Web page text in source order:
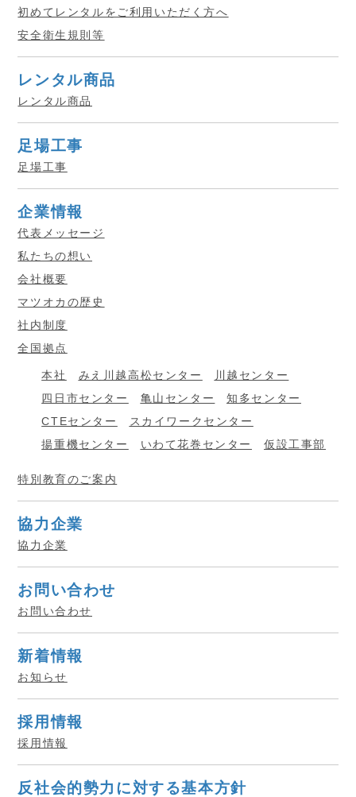
初めてレンタルをご利用いただく方へ
安全衛生規則等
レンタル商品
レンタル商品
足場工事
足場工事
企業情報
代表メッセージ
私たちの想い
会社概要
マツオカの歴史
社内制度
全国拠点
本社 みえ川越高松センター
川越センター
四日市センター
亀山センター
知多センター
CTEセンター
スカイワークセンター
揚重機センター
いわて花巻センター 仮設工事部
特別教育のご案内
協力企業
協力企業
お問い合わせ
お問い合わせ
新着情報
お知らせ
採用情報
採用情報
反社会的勢力に対する基本方針